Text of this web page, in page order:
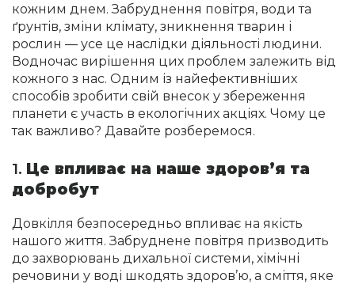
кожним днем. Забруднення повітря, води та
ґрунтів, зміни клімату, зникнення тварин і
рослин — усе це наслідки діяльності людини.
Водночас вирішення цих проблем залежить від
кожного з нас. Одним із найефективніших
способів зробити свій внесок у збереження
планети є участь в екологічних акціях. Чому це
так важливо? Давайте розберемося.
1. Це впливає на наше здоров’я та
добробут
Довкілля безпосередньо впливає на якість
нашого життя. Забруднене повітря призводить
до захворювань дихальної системи, хімічні
речовини у воді шкодять здоров’ю, а сміття, яке